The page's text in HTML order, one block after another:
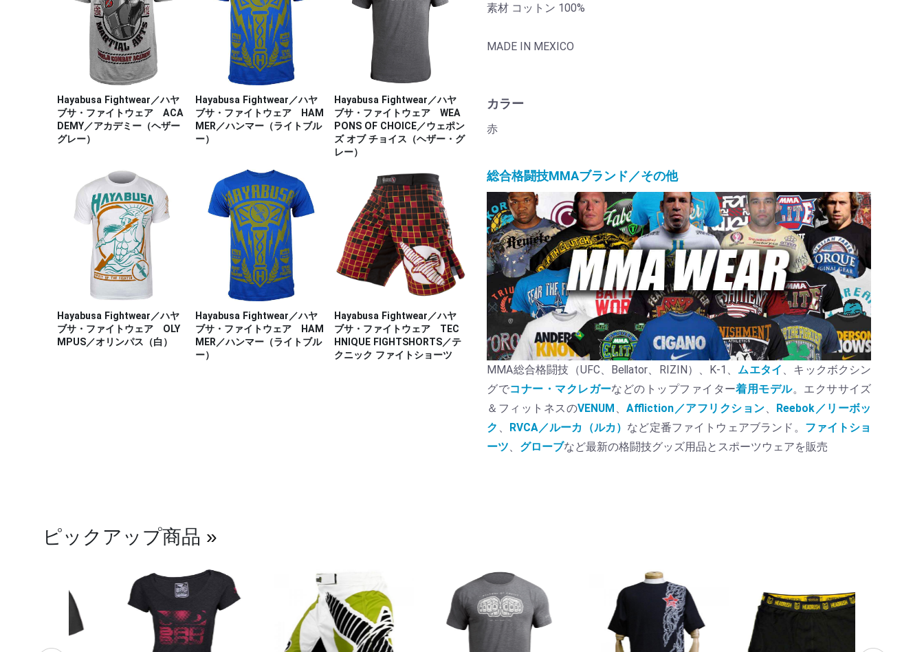
Hayabusa Fightwear／ハヤ
ブサ・ファイトウェア ACA
DEMY／アカデミー（ヘザー
グレー）
Hayabusa Fightwear／ハヤ
ブサ・ファイトウェア HAM
MER／ハンマー（ライトブル
ー）
Hayabusa Fightwear／ハヤ
ブサ・ファイトウェア WEA
PONS OF CHOICE／ウェポン
ズ オブ チョイス（ヘザー・グ
レー）
Hayabusa Fightwear／ハヤ
ブサ・ファイトウェア OLY
MPUS／オリンパス（白）
Hayabusa Fightwear／ハヤ
ブサ・ファイトウェア HAM
MER／ハンマー（ライトブル
ー）
Hayabusa Fightwear／ハヤ
ブサ・ファイトウェア TEC
HNIQUE FIGHTSHORTS／テ
クニック ファイトショーツ
素材 コットン 100%
MADE IN MEXICO
カラー
赤
総合格闘技MMAブランド／その他
MMA総合格闘技（UFC、Bellator、RIZIN）、K-1、 ムエタイ 、キックボクシン
グでコナー・マクレガーなどのトップファイター着用モデル。エクササイズ
＆フィットネスのVENUM 、Affliction／アフリクション、
Reebok／リーボッ
ク 、 RVCA／ルーカ（ルカ） など定番ファイトウェアブランド。 ファイトショ
ーツ、 グローブなど最新の格闘技グッズ用品とスポーツウェアを販売
ピックアップ商品 »